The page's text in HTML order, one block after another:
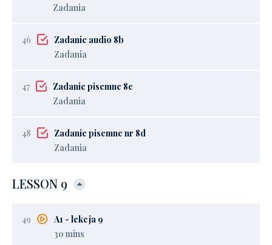
Zadania
46
Zadanie audio 8b
Zadania
47
Zadanie pisemne 8c
Zadania
48
Zadanie pisemne nr 8d
Zadania
LESSON 9
49
A1 - lekcja 9
30 mins